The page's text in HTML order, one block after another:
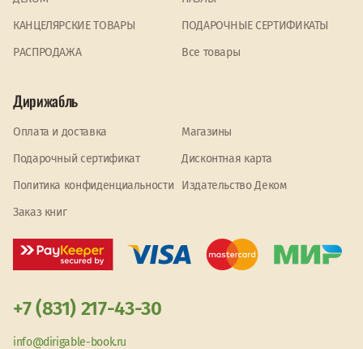
КАНЦЕЛЯРСКИЕ ТОВАРЫ
ПОДАРОЧНЫЕ СЕРТИФИКАТЫ
PАСПРОДАЖА
Все товары
Дирижабль
Оплата и доставка
Магазины
Подарочный сертификат
Дисконтная карта
Политика конфиденциальности
Издательство Деком
Заказ книг
+7 (831) 217-43-30
info@dirigable-book.ru